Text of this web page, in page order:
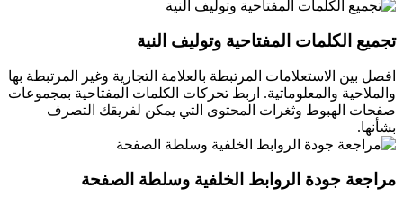
تجميع الكلمات المفتاحية وتوليف النية
افصل بين الاستعلامات المرتبطة بالعلامة التجارية وغير المرتبطة بها
والملاحية والمعلوماتية. اربط تحركات الكلمات المفتاحية بمجموعات
صفحات الهبوط وثغرات المحتوى التي يمكن لفريقك التصرف
بشأنها.
مراجعة جودة الروابط الخلفية وسلطة الصفحة